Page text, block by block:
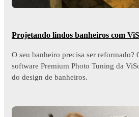
Projetando lindos banheiros com
O seu banheiro precisa ser
software Premium Photo Tuning da
do design de banheiros.